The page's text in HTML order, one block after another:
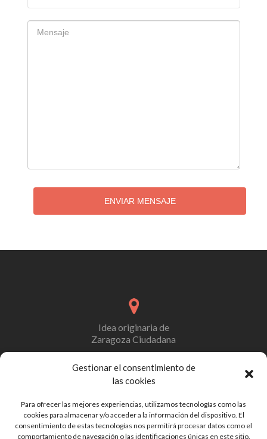
Gestionar el consentimiento de
las cookies
Para ofrecer las mejores experiencias, utilizamos tecnologías como las
cookies para almacenar y/o acceder a la información del dispositivo. El
consentimiento de estas tecnologías nos permitirá procesar datos como el
comportamiento de navegación o las identificaciones únicas en este sitio.
ENVIAR MENSAJE
Idea originaria de
Zaragoza Ciudadana
y/o de colaboración